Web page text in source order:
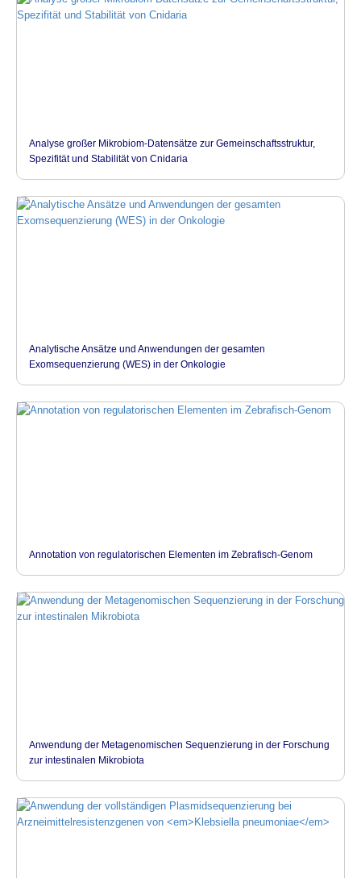
Analyse großer Mikrobiom-Datensätze zur Gemeinschaftsstruktur,
Spezifität und Stabilität von Cnidaria
Analytische Ansätze und Anwendungen der gesamten
Exomsequenzierung (WES) in der Onkologie
Annotation von regulatorischen Elementen im Zebrafisch-Genom
Anwendung der Metagenomischen Sequenzierung in der Forschung
zur intestinalen Mikrobiota